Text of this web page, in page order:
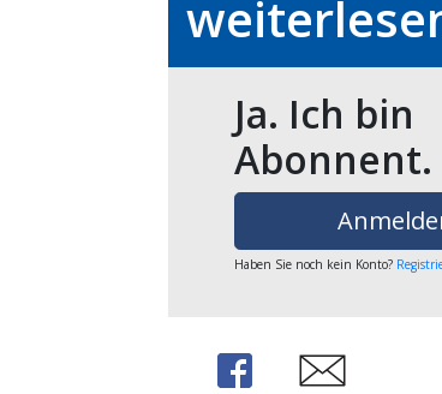
Ja. Ich bin
Abonnent.
Haben Sie noch kein Konto?
Share Share